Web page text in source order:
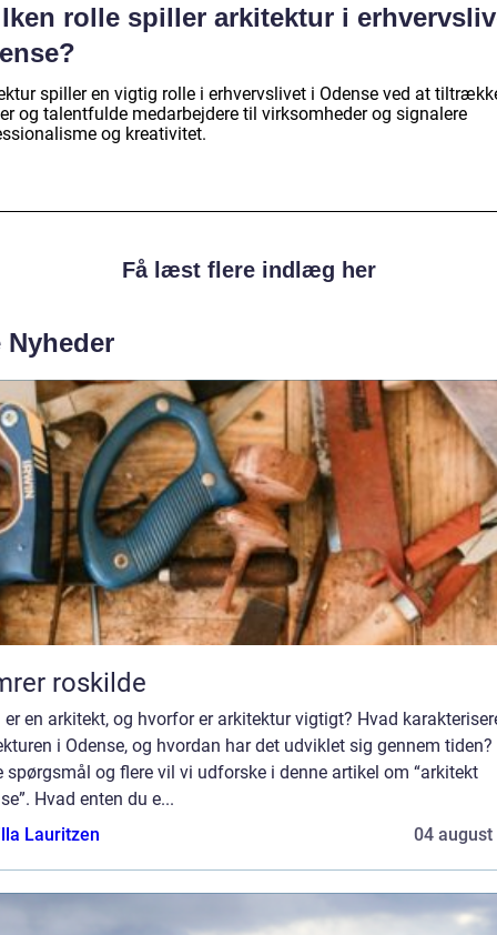
rolle spiller arkitektur i
spiller en vigtig rolle i erhvervslivet i Odense ved at
og talentfulde medarbejdere til virksomheder og signalere
og kreativitet.
Få læst flere indlæg her
Nyheder
roskilde
er en arkitekt, og hvorfor er arkitektur vigtigt? Hvad
i Odense, og hvordan har det udviklet sig gennem tiden?
spørgsmål og flere vil vi udforske i denne artikel om “arkitekt
Hvad enten du e...
Lauritzen
04 august